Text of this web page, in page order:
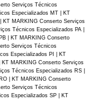
Serviços Técnicos
Especializados MT | KT
KT MARKING Conserto Serviços
Técnicos Especializados PA |
| KT MARKING Conserto
Serviços Técnicos
Especializados PI | KT
MARKING Conserto Serviços
Técnicos Especializados RS |
| KT MARKING Conserto
Serviços Técnicos
Especializados SP | KT